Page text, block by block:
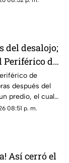
del desalojo;
Periférico de
bloqueo y
de
después del
predio, el cual
barricadas
08:51 p. m.
Así cerró el